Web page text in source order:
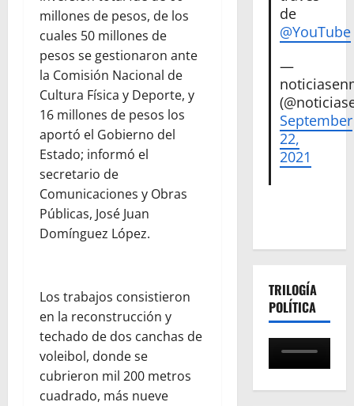
millones de pesos, de los
cuales 50 millones de
pesos se gestionaron ante
la Comisión Nacional de
Cultura Física y Deporte, y
16 millones de pesos los
aportó el Gobierno del
Estado; informó el
secretario de
Comunicaciones y Obras
Públicas, José Juan
Domínguez López.
Los trabajos consistieron
en la reconstrucción y
techado de dos canchas de
voleibol, donde se
cubrieron mil 200 metros
cuadrado, más nueve
de
@YouTube
—
September
22,
2021
TRILOGÍA
POLÍTICA